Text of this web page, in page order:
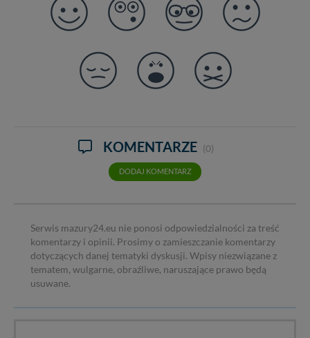
KOMENTARZE (0)
DODAJ KOMENTARZ
Serwis mazury24.eu nie ponosi odpowiedzialności za treść
komentarzy i opinii. Prosimy o zamieszczanie komentarzy
dotyczących danej tematyki dyskusji. Wpisy niezwiązane z
tematem, wulgarne, obraźliwe, naruszające prawo będą
usuwane.